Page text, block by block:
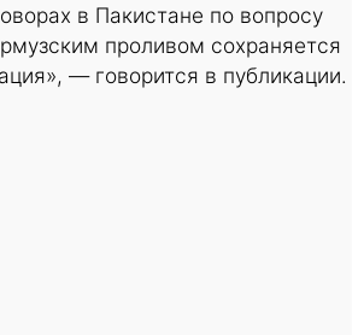
в Пакистане по вопросу
проливом сохраняется
— говорится в публикации.